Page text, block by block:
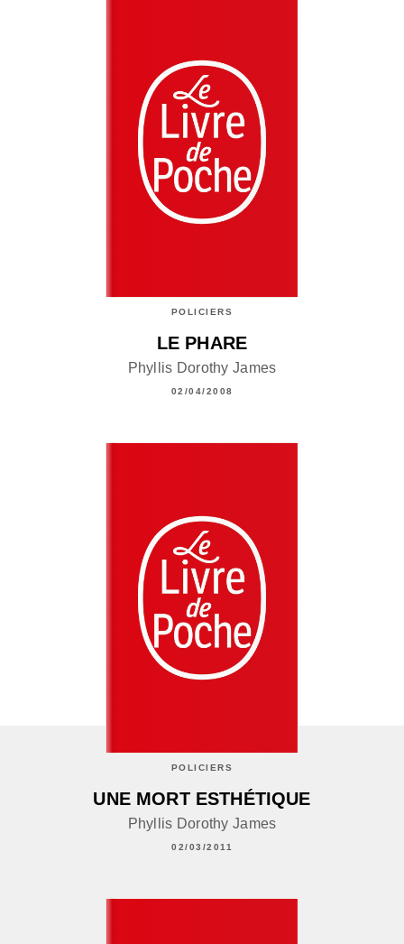
POLICIERS
LE PHARE
Phyllis Dorothy James
02/04/2008
POLICIERS
UNE MORT ESTHÉTIQUE
Phyllis Dorothy James
02/03/2011